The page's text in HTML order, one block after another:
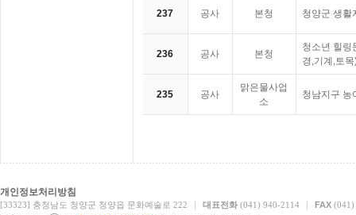
237 공사 본청 청양군 생활
236 공사 본청
청소년 힐링
경,기계,토목
235 공사
맑은물사업
소
청남지구 농
개인정보처리방침
[33323] 충청남도 청양군 청양읍 문화예술로 222 | 대표전화 (041) 940-2114 | FAX (041)